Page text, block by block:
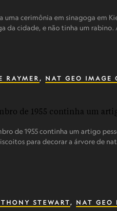
uma cerimônia em sinagoga em
da cidade, e não tinha um
RAYMER , NAT GEO IMAGE
de 1955 continha um artigo
para decorar a árvore de
STEWART , NAT GEO